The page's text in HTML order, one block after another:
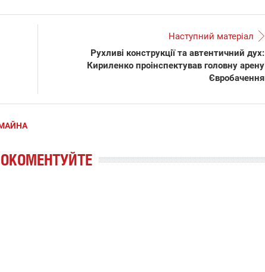
Наступний матеріал
Рухливі конструкції та автентичний дух:
Кириленко проінспектував головну арену
Євробачення